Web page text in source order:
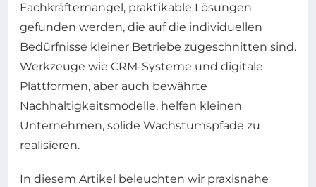
Fachkräftemangel, praktikable Lösungen
gefunden werden, die auf die individuellen
Bedürfnisse kleiner Betriebe zugeschnitten sind.
Werkzeuge wie CRM-Systeme und digitale
Plattformen, aber auch bewährte
Nachhaltigkeitsmodelle, helfen kleinen
Unternehmen, solide Wachstumspfade zu
realisieren.
In diesem Artikel beleuchten wir praxisnahe